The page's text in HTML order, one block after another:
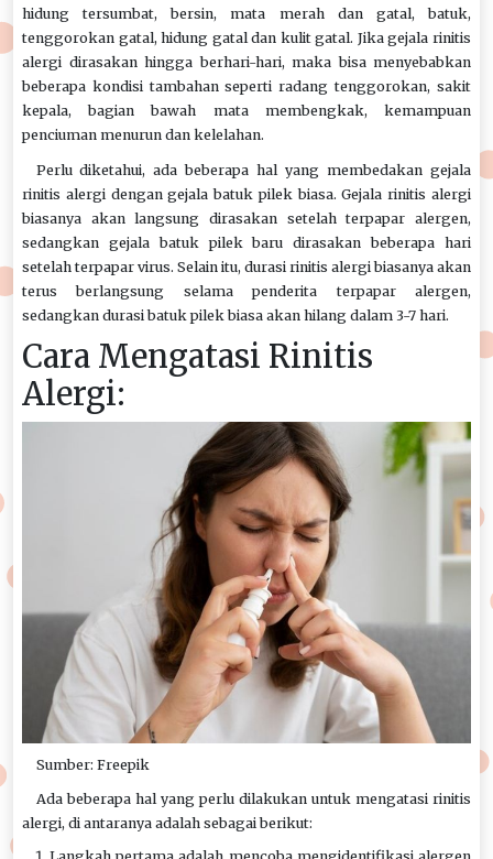
hidung tersumbat, bersin, mata merah dan gatal, batuk,
tenggorokan gatal, hidung gatal dan kulit gatal. Jika gejala rinitis
alergi dirasakan hingga berhari-hari, maka bisa menyebabkan
beberapa kondisi tambahan seperti radang tenggorokan, sakit
kepala, bagian bawah mata membengkak, kemampuan
penciuman menurun dan kelelahan.
Perlu diketahui, ada beberapa hal yang membedakan gejala
rinitis alergi dengan gejala batuk pilek biasa. Gejala rinitis alergi
biasanya akan langsung dirasakan setelah terpapar alergen,
sedangkan gejala batuk pilek baru dirasakan beberapa hari
setelah terpapar virus. Selain itu, durasi rinitis alergi biasanya akan
terus berlangsung selama penderita terpapar alergen,
sedangkan durasi batuk pilek biasa akan hilang dalam 3-7 hari.
Cara Mengatasi Rinitis
Alergi:
Sumber: Freepik
Ada beberapa hal yang perlu dilakukan untuk mengatasi rinitis
alergi, di antaranya adalah sebagai berikut: